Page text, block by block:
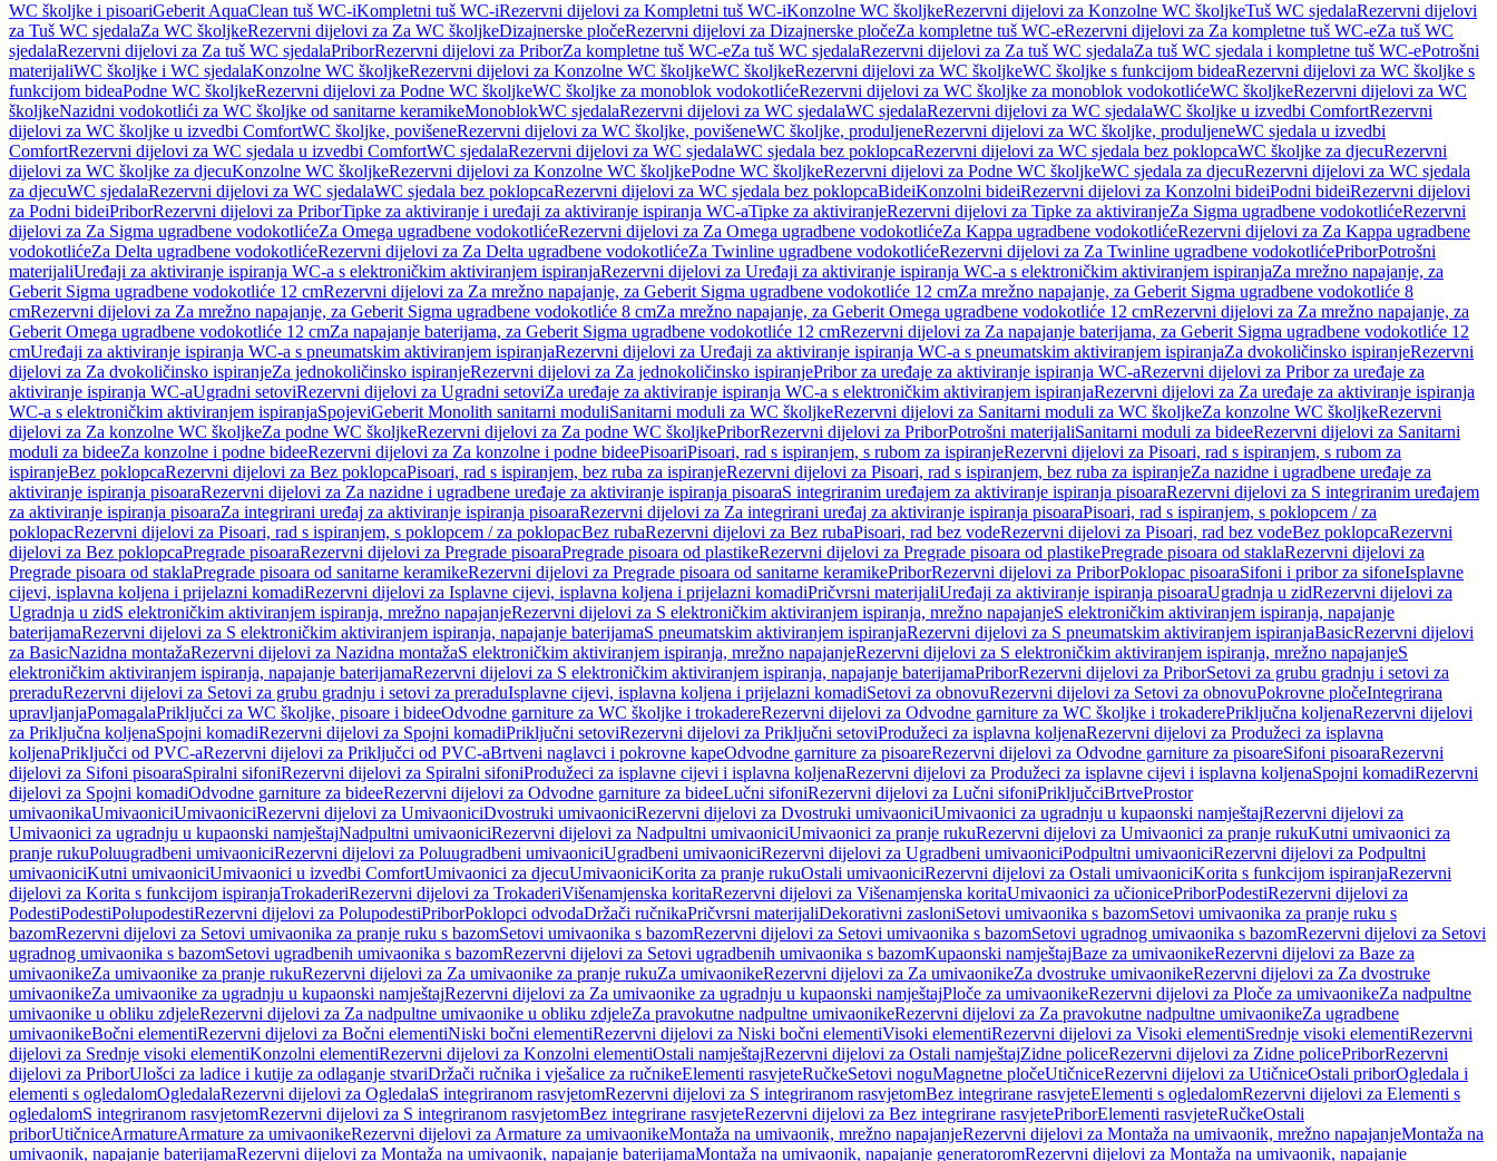
WC školjke i pisoariGeberit AquaClean tuš WC-iKompletni tuš WC-iRezervni dijelovi za Kompletni tuš WC-iKonzolne WC školjkeRezervni dijelovi za Konzolne WC školjkeTuš WC sjedalaRezervni dijelovi
za Tuš WC sjedalaZa WC školjkeRezervni dijelovi za Za WC školjkeDizajnerske pločeRezervni dijelovi za Dizajnerske pločeZa kompletne tuš WC-eRezervni dijelovi za Za kompletne tuš WC-eZa tuš WC
sjedalaRezervni dijelovi za Za tuš WC sjedalaPriborRezervni dijelovi za PriborZa kompletne tuš WC-eZa tuš WC sjedalaRezervni dijelovi za Za tuš WC sjedalaZa tuš WC sjedala i kompletne tuš WC-ePotrošni
materijaliWC školjke i WC sjedalaKonzolne WC školjkeRezervni dijelovi za Konzolne WC školjkeWC školjkeRezervni dijelovi za WC školjkeWC školjke s funkcijom bideaRezervni dijelovi za WC školjke s
funkcijom bideaPodne WC školjkeRezervni dijelovi za Podne WC školjkeWC školjke za monoblok vodokotlićeRezervni dijelovi za WC školjke za monoblok vodokotlićeWC školjkeRezervni dijelovi za WC
školjkeNazidni vodokotlići za WC školjke od sanitarne keramikeMonoblokWC sjedalaRezervni dijelovi za WC sjedalaWC sjedalaRezervni dijelovi za WC sjedalaWC školjke u izvedbi ComfortRezervni
dijelovi za WC školjke u izvedbi ComfortWC školjke, povišeneRezervni dijelovi za WC školjke, povišeneWC školjke, produljeneRezervni dijelovi za WC školjke, produljeneWC sjedala u izvedbi
ComfortRezervni dijelovi za WC sjedala u izvedbi ComfortWC sjedalaRezervni dijelovi za WC sjedalaWC sjedala bez poklopcaRezervni dijelovi za WC sjedala bez poklopcaWC školjke za djecuRezervni
dijelovi za WC školjke za djecuKonzolne WC školjkeRezervni dijelovi za Konzolne WC školjkePodne WC školjkeRezervni dijelovi za Podne WC školjkeWC sjedala za djecuRezervni dijelovi za WC sjedala
za djecuWC sjedalaRezervni dijelovi za WC sjedalaWC sjedala bez poklopcaRezervni dijelovi za WC sjedala bez poklopcaBideiKonzolni bideiRezervni dijelovi za Konzolni bideiPodni bideiRezervni dijelovi
za Podni bideiPriborRezervni dijelovi za PriborTipke za aktiviranje i uređaji za aktiviranje ispiranja WC-aTipke za aktiviranjeRezervni dijelovi za Tipke za aktiviranjeZa Sigma ugradbene vodokotlićeRezervni
dijelovi za Za Sigma ugradbene vodokotlićeZa Omega ugradbene vodokotlićeRezervni dijelovi za Za Omega ugradbene vodokotlićeZa Kappa ugradbene vodokotlićeRezervni dijelovi za Za Kappa ugradbene
vodokotlićeZa Delta ugradbene vodokotlićeRezervni dijelovi za Za Delta ugradbene vodokotlićeZa Twinline ugradbene vodokotlićeRezervni dijelovi za Za Twinline ugradbene vodokotlićePriborPotrošni
materijaliUređaji za aktiviranje ispiranja WC-a s elektroničkim aktiviranjem ispiranjaRezervni dijelovi za Uređaji za aktiviranje ispiranja WC-a s elektroničkim aktiviranjem ispiranjaZa mrežno napajanje, za
Geberit Sigma ugradbene vodokotliće 12 cmRezervni dijelovi za Za mrežno napajanje, za Geberit Sigma ugradbene vodokotliće 12 cmZa mrežno napajanje, za Geberit Sigma ugradbene vodokotliće 8
cmRezervni dijelovi za Za mrežno napajanje, za Geberit Sigma ugradbene vodokotliće 8 cmZa mrežno napajanje, za Geberit Omega ugradbene vodokotliće 12 cmRezervni dijelovi za Za mrežno napajanje, za
Geberit Omega ugradbene vodokotliće 12 cmZa napajanje baterijama, za Geberit Sigma ugradbene vodokotliće 12 cmRezervni dijelovi za Za napajanje baterijama, za Geberit Sigma ugradbene vodokotliće 12
cmUređaji za aktiviranje ispiranja WC-a s pneumatskim aktiviranjem ispiranjaRezervni dijelovi za Uređaji za aktiviranje ispiranja WC-a s pneumatskim aktiviranjem ispiranjaZa dvokoličinsko ispiranjeRezervni
dijelovi za Za dvokoličinsko ispiranjeZa jednokoličinsko ispiranjeRezervni dijelovi za Za jednokoličinsko ispiranjePribor za uređaje za aktiviranje ispiranja WC-aRezervni dijelovi za Pribor za uređaje za
aktiviranje ispiranja WC-aUgradni setoviRezervni dijelovi za Ugradni setoviZa uređaje za aktiviranje ispiranja WC-a s elektroničkim aktiviranjem ispiranjaRezervni dijelovi za Za uređaje za aktiviranje ispiranja
WC-a s elektroničkim aktiviranjem ispiranjaSpojeviGeberit Monolith sanitarni moduliSanitarni moduli za WC školjkeRezervni dijelovi za Sanitarni moduli za WC školjkeZa konzolne WC školjkeRezervni
dijelovi za Za konzolne WC školjkeZa podne WC školjkeRezervni dijelovi za Za podne WC školjkePriborRezervni dijelovi za PriborPotrošni materijaliSanitarni moduli za bideeRezervni dijelovi za Sanitarni
moduli za bideeZa konzolne i podne bideeRezervni dijelovi za Za konzolne i podne bideePisoariPisoari, rad s ispiranjem, s rubom za ispiranjeRezervni dijelovi za Pisoari, rad s ispiranjem, s rubom za
ispiranjeBez poklopcaRezervni dijelovi za Bez poklopcaPisoari, rad s ispiranjem, bez ruba za ispiranjeRezervni dijelovi za Pisoari, rad s ispiranjem, bez ruba za ispiranjeZa nazidne i ugradbene uređaje za
aktiviranje ispiranja pisoaraRezervni dijelovi za Za nazidne i ugradbene uređaje za aktiviranje ispiranja pisoaraS integriranim uređajem za aktiviranje ispiranja pisoaraRezervni dijelovi za S integriranim uređajem
za aktiviranje ispiranja pisoaraZa integrirani uređaj za aktiviranje ispiranja pisoaraRezervni dijelovi za Za integrirani uređaj za aktiviranje ispiranja pisoaraPisoari, rad s ispiranjem, s poklopcem / za
poklopacRezervni dijelovi za Pisoari, rad s ispiranjem, s poklopcem / za poklopacBez rubaRezervni dijelovi za Bez rubaPisoari, rad bez vodeRezervni dijelovi za Pisoari, rad bez vodeBez poklopcaRezervni
dijelovi za Bez poklopcaPregrade pisoaraRezervni dijelovi za Pregrade pisoaraPregrade pisoara od plastikeRezervni dijelovi za Pregrade pisoara od plastikePregrade pisoara od staklaRezervni dijelovi za
Pregrade pisoara od staklaPregrade pisoara od sanitarne keramikeRezervni dijelovi za Pregrade pisoara od sanitarne keramikePriborRezervni dijelovi za PriborPoklopac pisoaraSifoni i pribor za sifoneIsplavne
cijevi, isplavna koljena i prijelazni komadiRezervni dijelovi za Isplavne cijevi, isplavna koljena i prijelazni komadiPričvrsni materijaliUređaji za aktiviranje ispiranja pisoaraUgradnja u zidRezervni dijelovi za
Ugradnja u zidS elektroničkim aktiviranjem ispiranja, mrežno napajanjeRezervni dijelovi za S elektroničkim aktiviranjem ispiranja, mrežno napajanjeS elektroničkim aktiviranjem ispiranja, napajanje
baterijamaRezervni dijelovi za S elektroničkim aktiviranjem ispiranja, napajanje baterijamaS pneumatskim aktiviranjem ispiranjaRezervni dijelovi za S pneumatskim aktiviranjem ispiranjaBasicRezervni dijelovi
za BasicNazidna montažaRezervni dijelovi za Nazidna montažaS elektroničkim aktiviranjem ispiranja, mrežno napajanjeRezervni dijelovi za S elektroničkim aktiviranjem ispiranja, mrežno napajanjeS
elektroničkim aktiviranjem ispiranja, napajanje baterijamaRezervni dijelovi za S elektroničkim aktiviranjem ispiranja, napajanje baterijamaPriborRezervni dijelovi za PriborSetovi za grubu gradnju i setovi za
preraduRezervni dijelovi za Setovi za grubu gradnju i setovi za preraduIsplavne cijevi, isplavna koljena i prijelazni komadiSetovi za obnovuRezervni dijelovi za Setovi za obnovuPokrovne pločeIntegrirana
upravljanjaPomagalaPriključci za WC školjke, pisoare i bideeOdvodne garniture za WC školjke i trokadereRezervni dijelovi za Odvodne garniture za WC školjke i trokaderePriključna koljenaRezervni dijelovi
za Priključna koljenaSpojni komadiRezervni dijelovi za Spojni komadiPriključni setoviRezervni dijelovi za Priključni setoviProdužeci za isplavna koljenaRezervni dijelovi za Produžeci za isplavna
koljenaPriključci od PVC-aRezervni dijelovi za Priključci od PVC-aBrtveni naglavci i pokrovne kapeOdvodne garniture za pisoareRezervni dijelovi za Odvodne garniture za pisoareSifoni pisoaraRezervni
dijelovi za Sifoni pisoaraSpiralni sifoniRezervni dijelovi za Spiralni sifoniProdužeci za isplavne cijevi i isplavna koljenaRezervni dijelovi za Produžeci za isplavne cijevi i isplavna koljenaSpojni komadiRezervni
dijelovi za Spojni komadiOdvodne garniture za bideeRezervni dijelovi za Odvodne garniture za bideeLučni sifoniRezervni dijelovi za Lučni sifoniPriključciBrtveProstor
umivaonikaUmivaoniciUmivaoniciRezervni dijelovi za UmivaoniciDvostruki umivaoniciRezervni dijelovi za Dvostruki umivaoniciUmivaonici za ugradnju u kupaonski namještajRezervni dijelovi za
Umivaonici za ugradnju u kupaonski namještajNadpultni umivaoniciRezervni dijelovi za Nadpultni umivaoniciUmivaonici za pranje rukuRezervni dijelovi za Umivaonici za pranje rukuKutni umivaonici za
pranje rukuPoluugradbeni umivaoniciRezervni dijelovi za Poluugradbeni umivaoniciUgradbeni umivaoniciRezervni dijelovi za Ugradbeni umivaoniciPodpultni umivaoniciRezervni dijelovi za Podpultni
umivaoniciKutni umivaoniciUmivaonici u izvedbi ComfortUmivaonici za djecuUmivaoniciKorita za pranje rukuOstali umivaoniciRezervni dijelovi za Ostali umivaoniciKorita s funkcijom ispiranjaRezervni
dijelovi za Korita s funkcijom ispiranjaTrokaderiRezervni dijelovi za TrokaderiVišenamjenska koritaRezervni dijelovi za Višenamjenska koritaUmivaonici za učionicePriborPodestiRezervni dijelovi za
PodestiPodestiPolupodestiRezervni dijelovi za PolupodestiPriborPoklopci odvodaDržači ručnikaPričvrsni materijaliDekorativni zasloniSetovi umivaonika s bazomSetovi umivaonika za pranje ruku s
bazomRezervni dijelovi za Setovi umivaonika za pranje ruku s bazomSetovi umivaonika s bazomRezervni dijelovi za Setovi umivaonika s bazomSetovi ugradnog umivaonika s bazomRezervni dijelovi za Setovi
ugradnog umivaonika s bazomSetovi ugradbenih umivaonika s bazomRezervni dijelovi za Setovi ugradbenih umivaonika s bazomKupaonski namještajBaze za umivaonikeRezervni dijelovi za Baze za
umivaonikeZa umivaonike za pranje rukuRezervni dijelovi za Za umivaonike za pranje rukuZa umivaonikeRezervni dijelovi za Za umivaonikeZa dvostruke umivaonikeRezervni dijelovi za Za dvostruke
umivaonikeZa umivaonike za ugradnju u kupaonski namještajRezervni dijelovi za Za umivaonike za ugradnju u kupaonski namještajPloče za umivaonikeRezervni dijelovi za Ploče za umivaonikeZa nadpultne
umivaonike u obliku zdjeleRezervni dijelovi za Za nadpultne umivaonike u obliku zdjeleZa pravokutne nadpultne umivaonikeRezervni dijelovi za Za pravokutne nadpultne umivaonikeZa ugradbene
umivaonikeBočni elementiRezervni dijelovi za Bočni elementiNiski bočni elementiRezervni dijelovi za Niski bočni elementiVisoki elementiRezervni dijelovi za Visoki elementiSrednje visoki elementiRezervni
dijelovi za Srednje visoki elementiKonzolni elementiRezervni dijelovi za Konzolni elementiOstali namještajRezervni dijelovi za Ostali namještajZidne policeRezervni dijelovi za Zidne policePriborRezervni
dijelovi za PriborUlošci za ladice i kutije za odlaganje stvariDržači ručnika i vješalice za ručnikeElementi rasvjeteRučkeSetovi noguMagnetne pločeUtičniceRezervni dijelovi za UtičniceOstali priborOgledala i
elementi s ogledalomOgledalaRezervni dijelovi za OgledalaS integriranom rasvjetomRezervni dijelovi za S integriranom rasvjetomBez integrirane rasvjeteElementi s ogledalomRezervni dijelovi za Elementi s
ogledalomS integriranom rasvjetomRezervni dijelovi za S integriranom rasvjetomBez integrirane rasvjeteRezervni dijelovi za Bez integrirane rasvjetePriborElementi rasvjeteRučkeOstali
priborUtičniceArmatureArmature za umivaonikeRezervni dijelovi za Armature za umivaonikeMontaža na umivaonik, mrežno napajanjeRezervni dijelovi za Montaža na umivaonik, mrežno napajanjeMontaža na
umivaonik, napajanje baterijamaRezervni dijelovi za Montaža na umivaonik, napajanje baterijamaMontaža na umivaonik, napajanje generatoromRezervni dijelovi za Montaža na umivaonik, napajanje